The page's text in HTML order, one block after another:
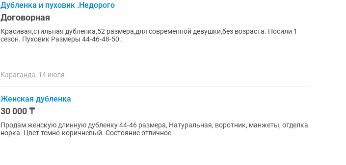
Дубленка и пуховик .Недорого
Договорная
Красивая,стильная дубленка,52 размера,для современной девушки,без возраста. Носили 1
сезон. Пуховик Размеры 44-46-48-50..
Караганда, 14 июля
Женская дубленка
30 000 ₸
Продам женскую длинную дубленку 44-46 размера, Натуральная, воротник, манжеты, отделка
норка. Цвет темно-коричневый. Состояние отличное.